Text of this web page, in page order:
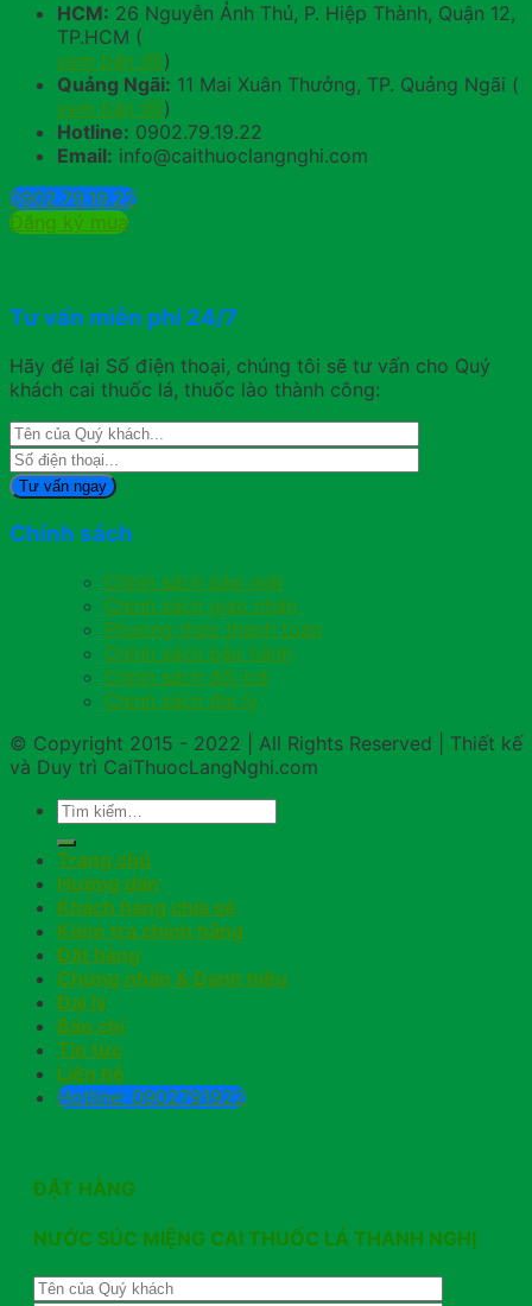
HCM: 26 Nguyễn Ảnh Thủ, P. Hiệp Thành, Quận 12,
TP.HCM (
xem bản đồ)
Quảng Ngãi: 11 Mai Xuân Thưởng, TP. Quảng Ngãi (
xem bản đồ)
Hotline: 0902.79.19.22
Email: info@caithuoclangnghi.com
0902.79.19.22
Đăng ký mua
Tư vấn miễn phí 24/7
Hãy để lại Số điện thoại, chúng tôi sẽ tư vấn cho Quý
khách cai thuốc lá, thuốc lào thành công:
Chính sách
Chính sách bảo mật
Chính sách giao nhận
Phương thức thanh toán
Chính sách bảo hành
Chính sách đổi trả
Chính sách đại lý
© Copyright 2015 - 2022 | All Rights Reserved | Thiết kế
và Duy trì CaiThuocLangNghi.com
Trang chủ
Hướng dẫn
Khách hàng chia sẻ
Kiểm tra chính hãng
Đặt hàng
Chứng nhận & Danh hiệu
Đại lý
Báo chí
Tin tức
Liên hệ
Hotline: 0902791922
ĐẶT HÀNG
NƯỚC SÚC MIỆNG CAI THUỐC LÁ THANH NGHỊ